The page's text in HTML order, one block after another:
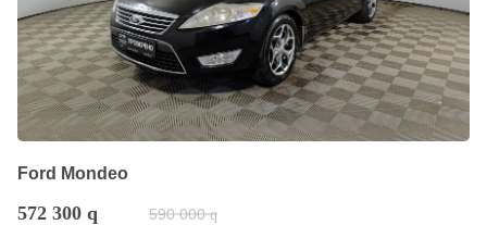
Ford Mondeo
572 300 q 590 000 q